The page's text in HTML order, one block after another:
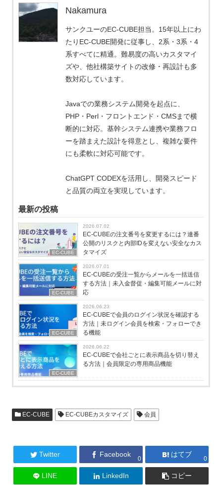
Nakamura
サンクユーのEC-CUBE担当。15年以上にわ
たりEC-CUBE開発に従事し、2系・3系・4
系すべてに精通。難易度の高いカスタマイ
ズや、他社構築サイトの改修・再設計も多
数対応しています。
Javaでの業務システム開発を起点に、
PHP・Perl・フロントエンド・CMSまで横
断的に対応。基幹システム連携や業務フロ
ーを踏まえた設計を得意とし、複雑な要件
にも柔軟に対応可能です。
ChatGPT CODEXを活用し、開発スピード
と品質の両立を実現しています。
最新の投稿
EC-CUBE
2026.07.02
EC-CUBEの注文番号を変更するには？連番
公開のリスクと内部IDを変えない安全なカス
タマイズ
EC-CUBE
2026.07.01
EC-CUBEの受注一覧からメールを一括送信
する方法｜未入金督促・編集可能メールに対
応
EC-CUBE
2026.06.23
EC-CUBEで会員のログイン状況を確認する
方法｜未ログイン会員を検索・フォローでき
る機能
EC-CUBE
2026.06.22
EC-CUBEで会社ごとに表示商品を切り替え
る方法｜会員限定の専用商品機能
EC-CUBE EC-CUBEカスタマイズ 会員
Twitter Facebook
0
はてブ
0
LINE LinkedIn コピー